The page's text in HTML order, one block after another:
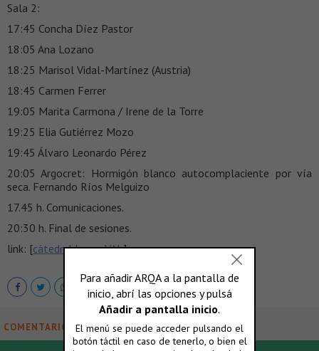
Sala 2:
17:45 Concha Díez Pastor
18:05 Ana Lozano
18:25 Marisol Vidal-Martínez (Austria)
18:45 Carmen Ferrer
19:05 Marita Carmona / Irene de la Torre
19:25 Elia Gutiérrez Mozo
19:45 Álvaro Leonardo Pérez
20:05 Argocret: Hormigón blanco autocomplaciente por vía
seca. Fernando Ríos Melguizo
17.45 h. Comunicaciones.
20:30 h. Final de sesiones.
link: [cátedrablanca-VAL]
COMENTARIOS